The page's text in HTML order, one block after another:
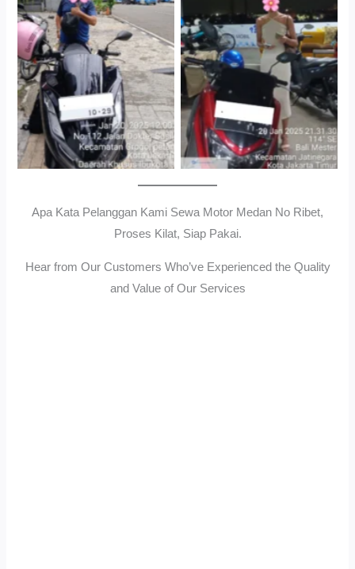
Antar Jemput Kendaraan
Gedung Parkir P6ASewa
Motor Medan Sunggal No
Ribet, Proses Kilat, Siap
Pakai.
Apa Kata Pelanggan Kami Sewa Motor Medan No Ribet,
Proses Kilat, Siap Pakai.
Hear from Our Customers Who’ve Experienced the Quality
and Value of Our Services